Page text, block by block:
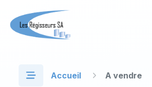
Accueil A vendre